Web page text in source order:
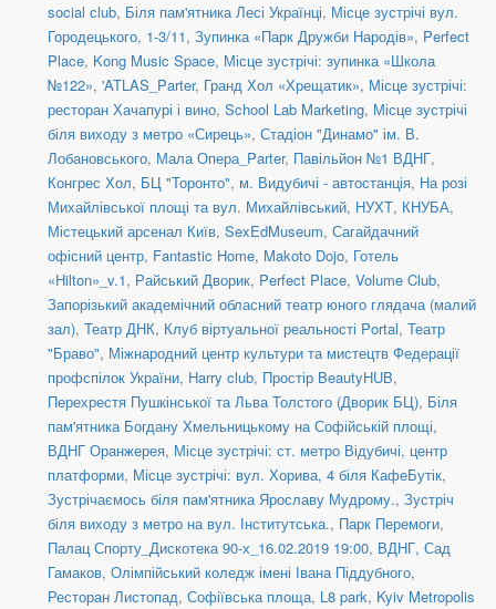
social сlub, Біля пам'ятника Лесі Українці, Місце зустрічі вул.
Городецького, 1-3/11, Зупинка «Парк Дружби Народів», Perfect
Place, Kong Music Space, Місце зустрічі: зупинка «Школа
№122», 'ATLAS_Parter, Гранд Хол «Хрещатик», Місце зустрічі:
ресторан Хачапурі і вино, School Lab Marketing, Місце зустрічі
біля виходу з метро «Сирець», Стадіон "Динамо" ім. В.
Лобановського, Мала Опера_Parter, Павільйон №1 ВДНГ,
Конгрес Хол, БЦ "Торонто", м. Видубичі - автостанція, На розі
Михайлівської площі та вул. Михайлівський, НУХТ, КНУБА,
Містецький арсенал Київ, SexEdMuseum, Сагайдачний
офісний центр, Fantastic Home, Makoto Dojo, Готель
«Hilton»_v.1, Райський Дворик, Perfect Place, Volume Club,
Запорізький академічний обласний театр юного глядача (малий
зал), Театр ДНК, Клуб віртуальної реальності Portal, Театр
"Браво", Міжнародний центр культури та мистецтв Федерації
профспілок України, Harry club, Простір BeautyHUB,
Перехрестя Пушкінської та Льва Толстого (Дворик БЦ), Біля
пам'ятника Богдану Хмельницькому на Софійській площі,
ВДНГ Оранжерея, Місце зустрічі: ст. метро Відубичі, центр
платформи, Місце зустрічі: вул. Хорива, 4 біля КафеБутік,
Зустрічаємось біля пам'ятника Ярославу Мудрому., Зустріч
біля виходу з метро на вул. Інститутська., Парк Перемоги,
Палац Спорту_Дискотека 90-х_16.02.2019 19:00, ВДНГ, Сад
Гамаков, Олімпійський коледж імені Івана Піддубного,
Ресторан Листопад, Софіївська площа, L8 park, Kyiv Metropolis